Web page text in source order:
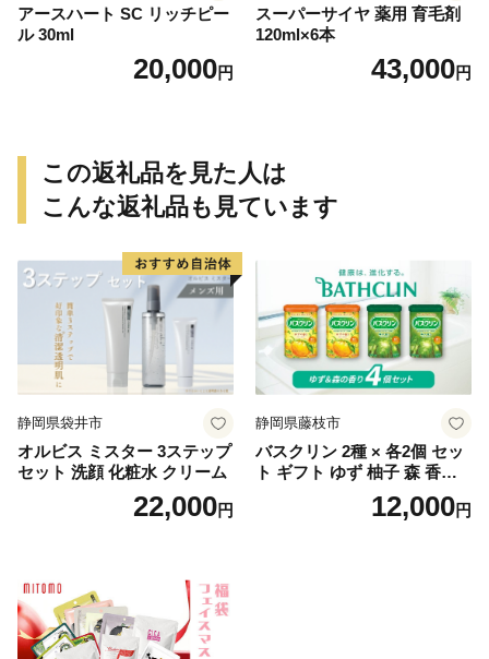
アースハート SC リッチピー
ル 30ml
20,000円
スーパーサイヤ 薬用 育毛剤
120ml×6本
43,000円
この返礼品を見た人は
こんな返礼品も見ています
静岡県袋井市
オルビス ミスター 3ステップ
セット 洗顔 化粧水 クリーム
22,000円
静岡県藤枝市
バスクリン 2種 × 各2個 セッ
ト ギフト ゆず 柚子 森 香り
日用品 お風呂 バス用品 温活
アロマ 香り まとめ買い静岡
12,000円